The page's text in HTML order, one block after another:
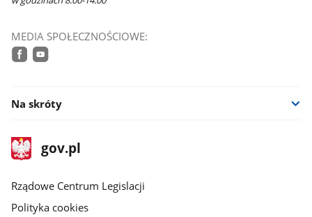
MEDIA SPOŁECZNOŚCIOWE:
Na skróty
stopka
gov.plStrona
gov.pl
Rządowe Centrum Legislacji
Polityka cookies